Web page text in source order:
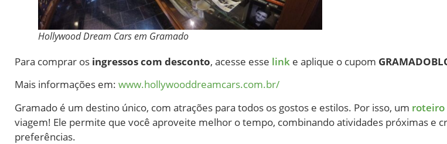
Hollywood Dream Cars em Gramado
Para comprar os ingressos com desconto, acesse esse link e aplique o cupom
Mais informações em: www.hollywooddreamcars.com.br/
Gramado é um destino único, com atrações para todos os gostos e estilos. Por isso, um roteiro
viagem! Ele permite que você aproveite melhor o tempo, combinando atividades próximas e
preferências.